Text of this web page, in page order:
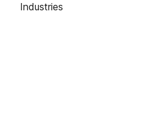
Industries